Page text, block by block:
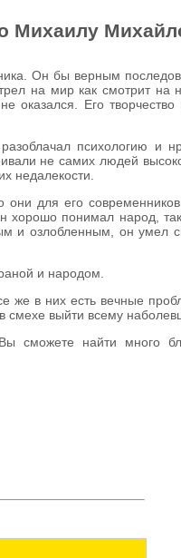
Михаилу
Он бы верным
на мир как смотрит на
оказался. Его
психологию и
не самих людей
недалекости.
для его
хорошо понимал народ,
и озлобленным, он умел
и народом.
же в них есть вечные
смехе выйти всему
сможете найти много